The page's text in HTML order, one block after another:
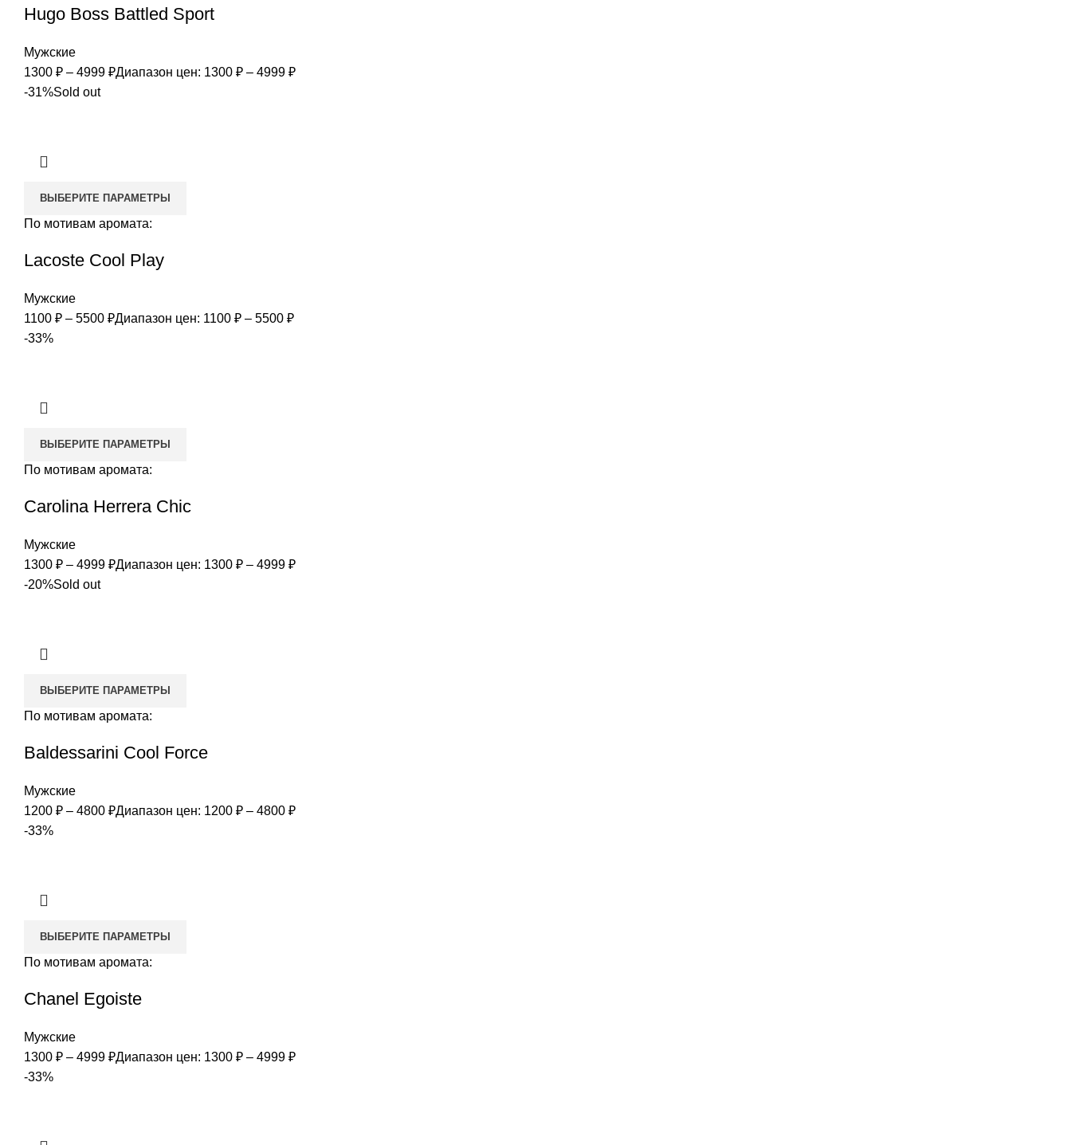
Hugo Boss Battled Sport
Мужские
1300 ₽ – 4999 ₽Диапазон цен: 1300 ₽ – 4999 ₽
-31%Sold out
ВЫБЕРИТЕ ПАРАМЕТРЫ
По мотивам аромата:
Lacoste Cool Play
Мужские
1100 ₽ – 5500 ₽Диапазон цен: 1100 ₽ – 5500 ₽
-33%
ВЫБЕРИТЕ ПАРАМЕТРЫ
По мотивам аромата:
Carolina Herrera Chic
Мужские
1300 ₽ – 4999 ₽Диапазон цен: 1300 ₽ – 4999 ₽
-20%Sold out
ВЫБЕРИТЕ ПАРАМЕТРЫ
По мотивам аромата:
Baldessarini Cool Force
Мужские
1200 ₽ – 4800 ₽Диапазон цен: 1200 ₽ – 4800 ₽
-33%
ВЫБЕРИТЕ ПАРАМЕТРЫ
По мотивам аромата:
Chanel Egoiste
Мужские
1300 ₽ – 4999 ₽Диапазон цен: 1300 ₽ – 4999 ₽
-33%